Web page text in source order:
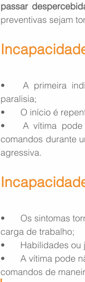
passar
preventivas sejam
•	A primeira indicação pode ser perda de consciência, convulsão, dor intensa ou
paralisia;
•	O início é
•	A vítima pode interferir no controle da aeronave, segurando ou caindo sobre os
comandos durante
agressiva.
•	Os sintomas tornam-se evidentes apenas em momentos de elevado estresse ou
carga de trabalho;
•	Habilidades
•	A vítima pode não responder a estímulos, tomar decisões ilógicas ou manusear os
comandos de